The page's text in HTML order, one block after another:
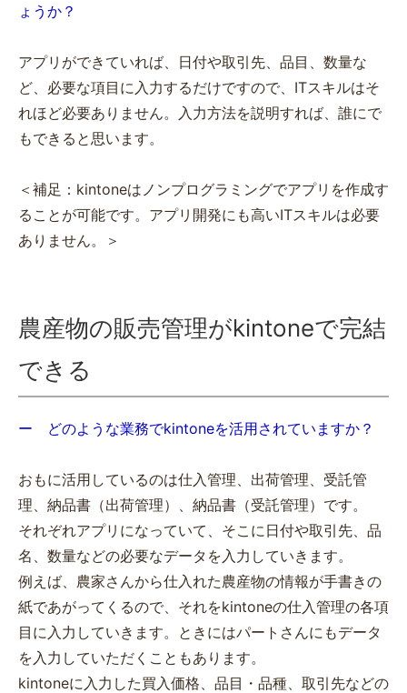
ょうか？
アプリができていれば、日付や取引先、品目、数量な
ど、必要な項目に入力するだけですので、ITスキルはそ
れほど必要ありません。入力方法を説明すれば、誰にで
もできると思います。
＜補足：kintoneはノンプログラミングでアプリを作成す
ることが可能です。アプリ開発にも高いITスキルは必要
ありません。＞
農産物の販売管理がkintoneで完結
できる
ー どのような業務でkintoneを活用されていますか？
おもに活用しているのは仕入管理、出荷管理、受託管
理、納品書（出荷管理）、納品書（受託管理）です。
それぞれアプリになっていて、そこに日付や取引先、品
名、数量などの必要なデータを入力していきます。
例えば、農家さんから仕入れた農産物の情報が手書きの
紙であがってくるので、それをkintoneの仕入管理の各項
目に入力していきます。ときにはパートさんにもデータ
を入力していただくこともあります。
kintoneに入力した買入価格、品目・品種、取引先などの